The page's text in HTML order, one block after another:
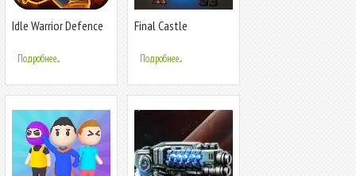
Idle Warrior Defence
Подробнее...
Final Castle
Подробнее...